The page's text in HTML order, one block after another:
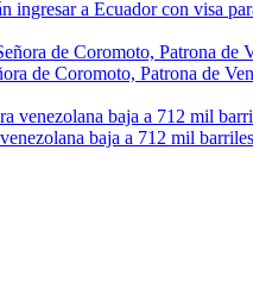
ingresar a Ecuador con visa
de Coromoto, Patrona de
baja a 712 mil barriles